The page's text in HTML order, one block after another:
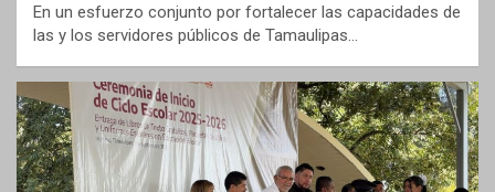
En un esfuerzo conjunto por fortalecer las capacidades de
las y los servidores públicos de Tamaulipas…